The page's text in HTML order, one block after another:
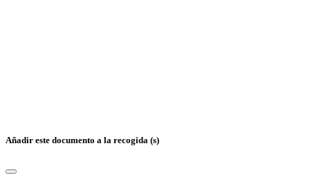
Añadir este documento a la recogida (s)